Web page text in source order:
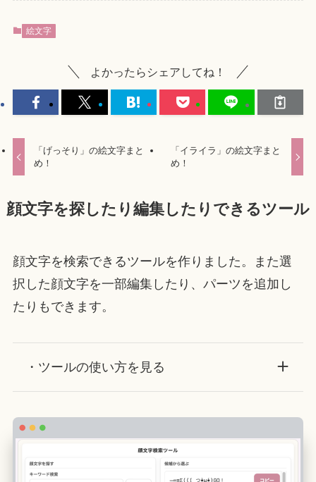
絵文字
よかったらシェアしてね！
「げっそり」の絵文字まと
め！
「イライラ」の絵文字まと
め！
顔文字を探したり編集したりできるツール
顔文字を検索できるツールを作りました。また選
択した顔文字を一部編集したり、パーツを追加し
たりもできます。
・ツールの使い方を見る